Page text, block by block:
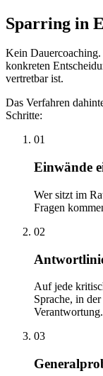
Sparring in
Kein
konkreten
vertretbar ist.
Das Verfahren
Schritte:
01
Einwände
Wer sitzt im
Fragen
02
Auf jede
Sprache, in
Verantwortung.
03